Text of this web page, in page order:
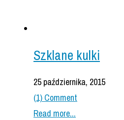
Szklane kulki
25 października, 2015
(1) Comment
Read more...